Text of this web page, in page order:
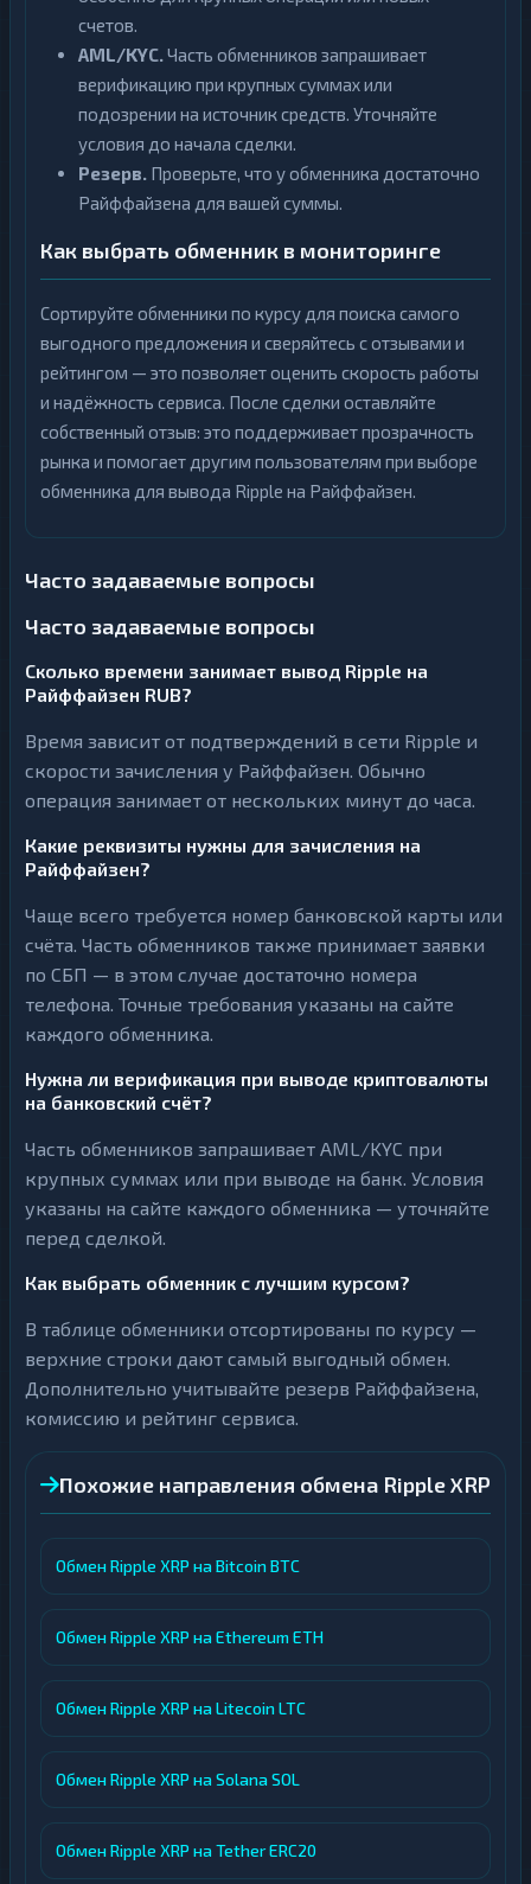
счетов.
AML/KYC.Часть обменников запрашивает
верификацию при крупных суммах или
подозрении на источник средств. Уточняйте
условия до начала сделки.
Резерв. Проверьте, что у обменника достаточно
Райффайзена для вашей суммы.
Как выбрать обменник в мониторинге
Сортируйте обменники по курсу для поиска самого
выгодного предложения и сверяйтесь с отзывами и
рейтингом — это позволяет оценить скорость работы
и надёжность сервиса. После сделки оставляйте
собственный отзыв: это поддерживает прозрачность
рынка и помогает другим пользователям при выборе
обменника для вывода Ripple на Райффайзен.
Часто задаваемые вопросы
Часто задаваемые вопросы
Сколько времени занимает вывод Ripple на
Райффайзен RUB?
Время зависит от подтверждений в сети Ripple и
скорости зачисления у Райффайзен. Обычно
операция занимает от нескольких минут до часа.
Какие реквизиты нужны для зачисления на
Райффайзен?
Чаще всего требуется номер банковской карты или
счёта. Часть обменников также принимает заявки
по СБП — в этом случае достаточно номера
телефона. Точные требования указаны на сайте
каждого обменника.
Нужна ли верификация при выводе криптовалюты
на банковский счёт?
Часть обменников запрашивает AML/KYC при
крупных суммах или при выводе на банк. Условия
указаны на сайте каждого обменника — уточняйте
перед сделкой.
Как выбрать обменник с лучшим курсом?
В таблице обменники отсортированы по курсу —
верхние строки дают самый выгодный обмен.
Дополнительно учитывайте резерв Райффайзена,
комиссию и рейтинг сервиса.
Похожие направления обмена Ripple XRP
Обмен Ripple XRP на Bitcoin BTC
Обмен Ripple XRP на Ethereum ETH
Обмен Ripple XRP на Litecoin LTC
Обмен Ripple XRP на Solana SOL
Обмен Ripple XRP на Tether ERC20